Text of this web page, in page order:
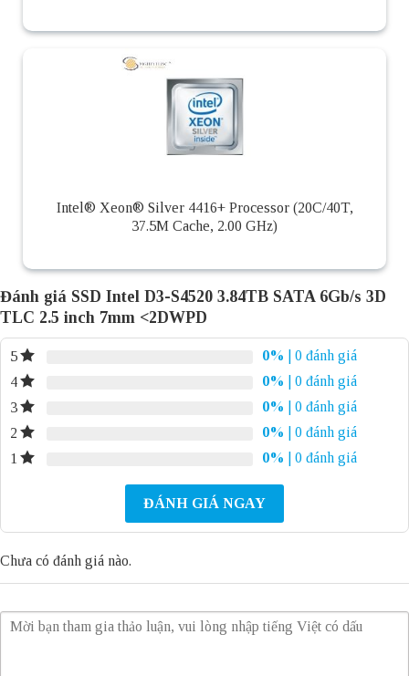
Intel® Xeon® Silver 4416+ Processor (20C/40T,
37.5M Cache, 2.00 GHz)
Đánh giá SSD Intel D3-S4520 3.84TB SATA 6Gb/s 3D
TLC 2.5 inch 7mm <2DWPD
5 0%
| 0 đánh giá
4
0%
| 0 đánh giá
3
0%
| 0 đánh giá
2
0%
| 0 đánh giá
1
0% | 0 đánh giá
ĐÁNH GIÁ NGAY
Chưa có đánh giá nào.